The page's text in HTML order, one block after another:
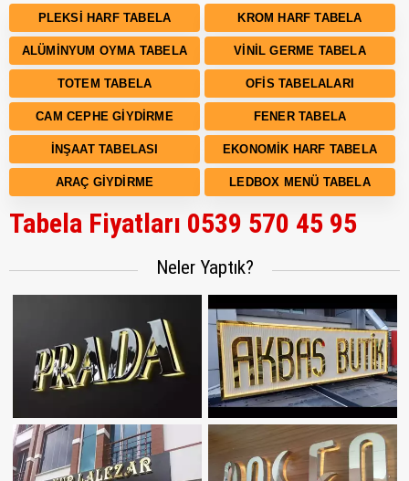
PLEKSI HARF TABELA KROM HARF TABELA
ALÜMINYUM OYMA TABELA VINIL GERME TABELA
TOTEM TABELA OFIS TABELALARI
CAM CEPHE GIYDIRME FENER TABELA
İNŞAAT TABELASI EKONOMIK HARF TABELA
ARAÇ GIYDIRME LEDBOX MENÜ TABELA
Tabela Fiyatları 0539 570 45 95
Neler Yaptık?